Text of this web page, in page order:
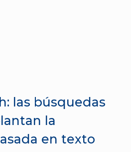
las búsquedas
la
en texto